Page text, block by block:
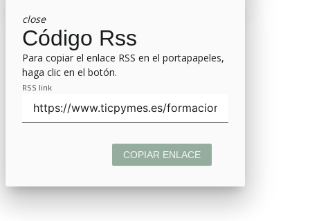
close
Código Rss
Para copiar el enlace RSS en el portapapeles,
haga clic en el botón.
RSS link
COPIAR ENLACE